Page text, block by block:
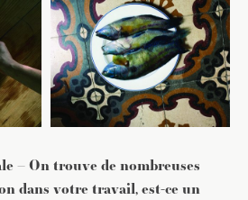
– On trouve de nombreuses
dans votre travail, est-ce un